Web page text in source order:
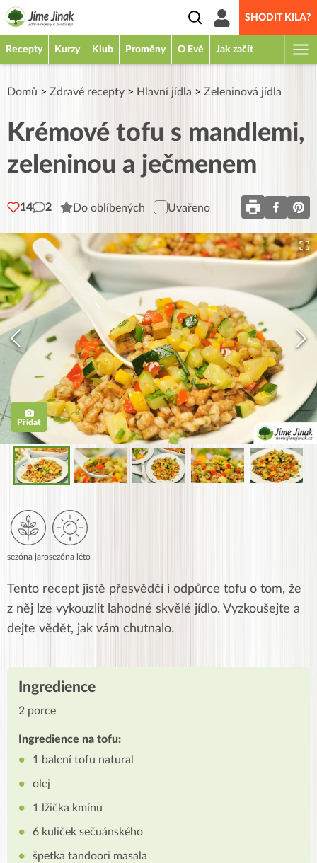
SHODIT KILA?
Recepty Kurzy Klub Proměny O Evě Jak začít
Domů > Zdravé recepty > Hlavní jídla > Zeleninová jídla
Krémové tofu s mandlemi,
zeleninou a ječmenem
14 2 Do oblíbených Uvařeno
Přidat
sezóna jarosezóna léto
Tento recept jistě přesvědčí i odpůrce tofu o tom, že
z něj lze vykouzlit lahodné skvělé jídlo. Vyzkoušejte a
dejte vědět, jak vám chutnalo.
Ingredience
2 porce
Ingredience na tofu:
1 balení tofu natural
olej
1 lžička kmínu
6 kuliček sečuánského
špetka tandoori masala